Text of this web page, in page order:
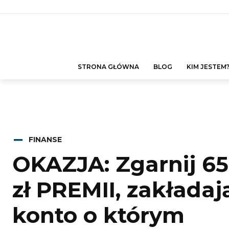
STRONA GŁÓWNA BLOG KIM JESTEM?
FINANSE
OKAZJA: Zgarnij 65
zł PREMII,
konto o którym